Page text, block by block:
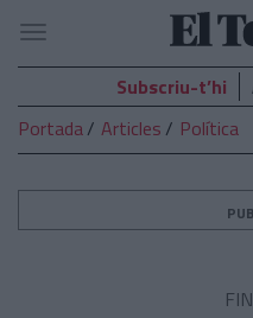
El
Temps
Navegació
Subscriu-t’hi
Portada
Articles Política